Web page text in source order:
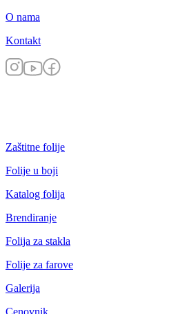
O nama
Kontakt
Zaštitne folije
Folije u boji
Katalog folija
Brendiranje
Folija za stakla
Folije za farove
Galerija
Cenovnik